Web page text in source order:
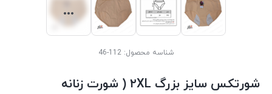
شناسه محصول:112-46
شورتکس سایز بزرگ ۲XL ( شورت زنانه